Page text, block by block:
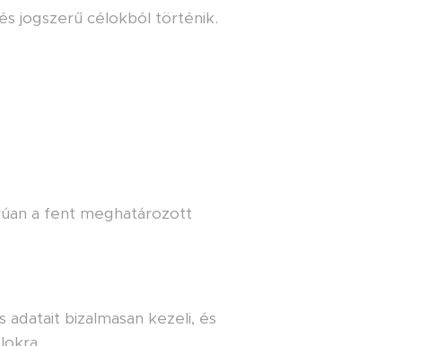
jogszerű célokból történik.
a fent meghatározott
bizalmasan kezeli, és